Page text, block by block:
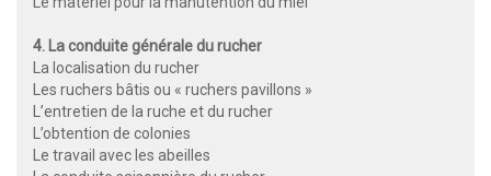
4. La conduite générale du rucher
La localisation du rucher
Les ruchers bâtis ou « ruchers pavillons »
L’entretien de la ruche et du rucher
L’obtention de colonies
Le travail avec les abeilles